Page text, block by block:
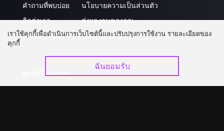
คำถามที่พบบ่อย
ติดต่อเรา
อัปเกรด วีไอพี
นโยบายความเป็นส่วนตัว
ส่งผลงานของคุณ
ร่วมงานกับเรา
ดาวน์โหลดแอป
เราใช้คุกกี้เพื่อดำเนินการเว็บไซต์นี้และปรับปรุงการใช้งาน รายละเอียดของ
คุกกี้
ฉันยอมรับ